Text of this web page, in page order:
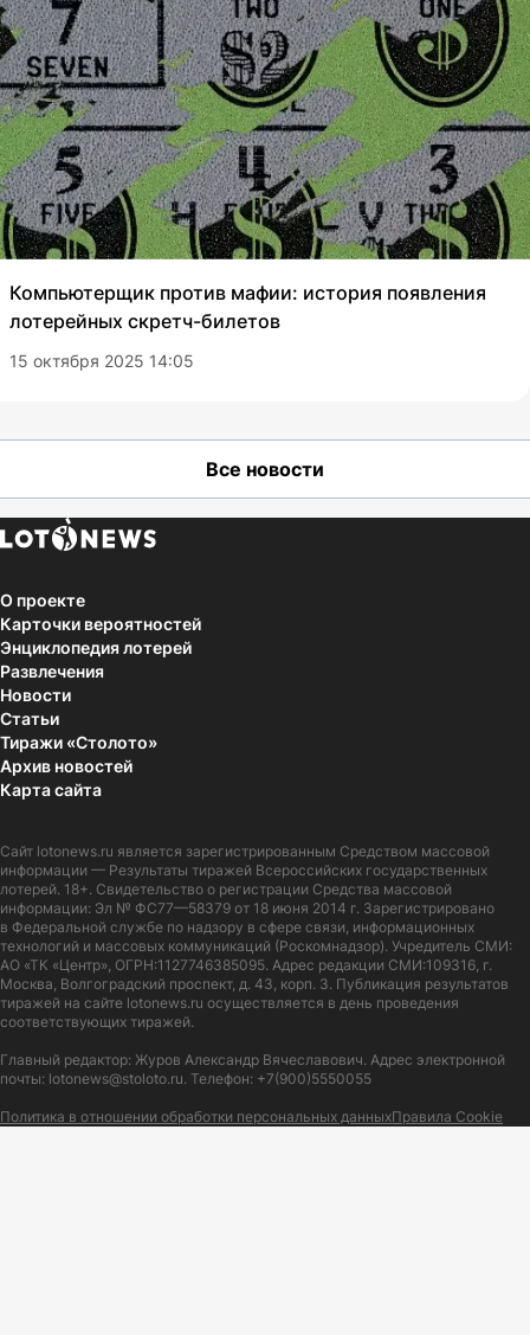
Компьютерщик против мафии: история появления
лотерейных скретч-билетов
15 октября 2025 14:05
Все новости
О проекте
Карточки вероятностей
Энциклопедия лотерей
Развлечения
Новости
Статьи
Тиражи «Столото»
Архив новостей
Карта сайта
Сайт lotonews.ru является зарегистрированным Средством массовой
информации — Результаты тиражей Всероссийских государственных
лотерей. 18+. Свидетельство о регистрации Средства массовой
информации: Эл № ФС77—58379 от 18 июня 2014 г. Зарегистрировано
в Федеральной службе по надзору в сфере связи, информационных
технологий и массовых коммуникаций (Роскомнадзор). Учредитель СМИ:
АО «ТК «Центр», ОГРН:1127746385095. Адрес редакции СМИ:109316, г.
Москва, Волгоградский проспект, д. 43, корп. 3. Публикация результатов
тиражей на сайте lotonews.ru осуществляется в день проведения
соответствующих тиражей.
Главный редактор: Журов Александр Вячеславович. Адрес электронной
почты: lotonews@stoloto.ru. Телефон: +7(900)5550055
Политика в отношении обработки персональных данныхПравила Cookie